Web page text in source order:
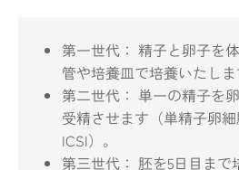
第一世代： 精子と卵子を
管や培養皿で培養いたしま
第二世代： 単一の精子を
受精させます（単精子卵
ICSI）。
第三世代： 胚を5日目まで